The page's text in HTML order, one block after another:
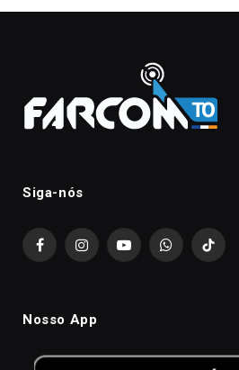
Siga-nós
FacebookInstagramYouTubeWhatsAppTikTok
Nosso App